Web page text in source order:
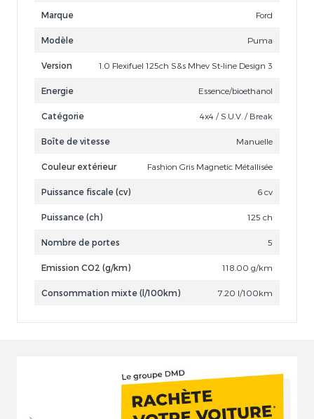
Marque Ford
Modèle Puma
Version 1.0 Flexifuel 125ch S&s Mhev St-line Design 3
Energie Essence/bioethanol
Catégorie 4x4 / S.U.V. / Break
Boîte de vitesse Manuelle
Couleur extérieur Fashion Gris Magnetic Métallisée
Puissance fiscale (cv) 6 cv
Puissance (ch) 125 ch
Nombre de portes 5
Emission CO2 (g/km) 118.00 g/km
Consommation mixte (l/100km) 7.20 l/100km